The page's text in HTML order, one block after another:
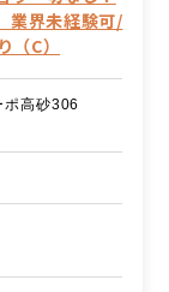
業界未経験可/
C）
高砂306